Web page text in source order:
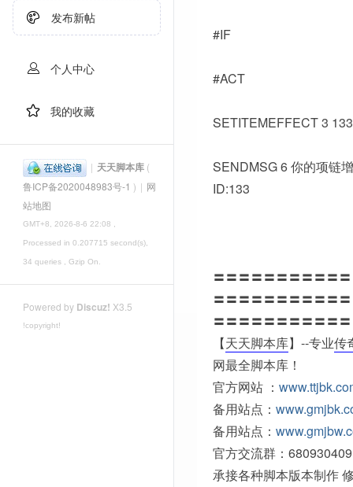
发布新帖
个人中心
我的收藏
| 天天脚本库 (
鲁ICP备2020048983号-1 ) | 网
站地图
GMT+8, 2026-8-6 22:08 ,
Processed in 0.207715 second(s),
34 queries , Gzip On.
Powered by Discuz! X3.5
!copyright!
#IF
#ACT
SETITEMEFFECT 3
SENDMSG 6 你的项链
ID:133
〓〓〓〓〓〓〓〓〓〓
〓〓〓〓〓〓〓〓〓〓
〓〓〓〓〓〓〓〓〓〓
【天天脚本库】--专业传
网最全脚本库！
官方网站 ：
备用站点：
备用站点：
官方交流群：680930409
承接各种脚本版本制作